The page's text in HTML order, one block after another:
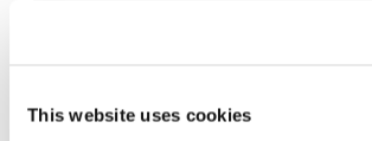
This website uses cookiesluttent pour